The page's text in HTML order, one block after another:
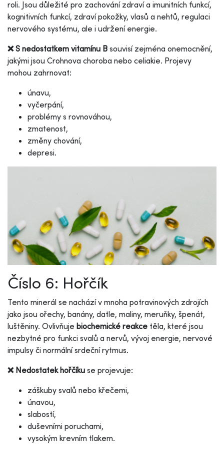
roli. Jsou důležité pro zachování zdraví a imunitních funkcí,
kognitivních funkcí, zdraví pokožky, vlasů a nehtů, regulaci
nervového systému, ale i udržení energie.
❌ S nedostatkem vitamínu B souvisí zejména onemocnění,
jakými jsou Crohnova choroba nebo celiakie. Projevy
mohou zahrnovat:
únavu,
vyčerpání,
problémy s rovnováhou,
zmatenost,
změny chování,
depresi.
Číslo 6: Hořčík
Tento minerál se nachází v mnoha potravinových zdrojích
jako jsou ořechy, banány, datle, maliny, meruňky, špenát,
luštěniny. Ovlivňuje biochemické reakce těla, které jsou
nezbytné pro funkci svalů a nervů, vývoj energie, nervové
impulsy či normální srdeční rytmus.
❌ Nedostatek hořčíku se projevuje:
záškuby svalů nebo křečemi,
únavou,
slabostí,
duševními poruchami,
vysokým krevním tlakem.